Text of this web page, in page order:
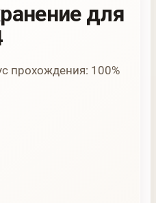
для
прохождения: 100%